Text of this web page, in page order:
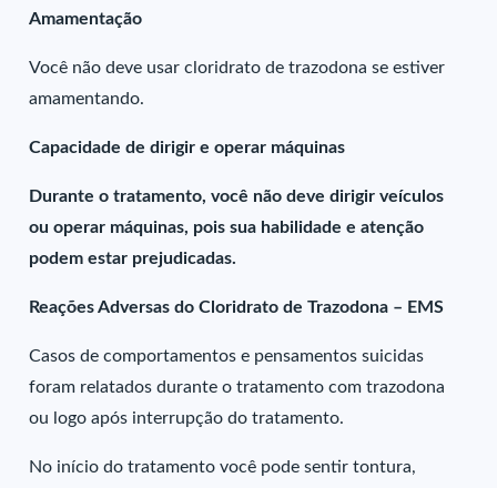
Amamentação
Você não deve usar cloridrato de trazodona se estiver
amamentando.
Capacidade de dirigir e operar máquinas
Durante o tratamento, você não deve dirigir veículos
ou operar máquinas, pois sua habilidade e atenção
podem estar prejudicadas.
Reações Adversas do Cloridrato de Trazodona – EMS
Casos de comportamentos e pensamentos suicidas
foram relatados durante o tratamento com trazodona
ou logo após interrupção do tratamento.
No início do tratamento você pode sentir tontura,